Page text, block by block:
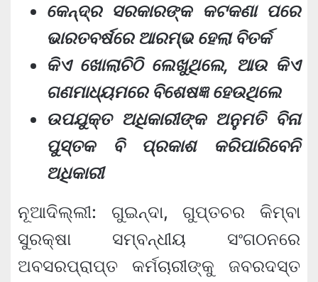
କେନ୍ଦ୍ର ସରକାରଙ୍କ କଟକଣା ପରେ
ଭାରତବର୍ଷରେ ଆରମ୍ଭ ହେଲା ବିତର୍କ
କିଏ ଖୋଲାଚିଠି ଲେଖୁଥିଲେ, ଆଉ କିଏ
ଗଣମାଧ୍ୟମରେ ବିଶେଷଜ୍ଞ ହେଉଥିଲେ
ଉପଯୁକ୍ତ ଅଧିକାରୀଙ୍କ ଅନୁମତି ବିନା
ପୁସ୍ତକ ବି ପ୍ରକାଶ କରିପାରିବେନି
ଅଧିକାରୀ
ନୂଆଦିଲ୍ଲୀ: ଗୁଇନ୍ଦା, ଗୁପ୍ତଚର କିମ୍ବା
ସୁରକ୍ଷା ସମ୍ବନ୍ଧୀୟ ସଂଗଠନରେ
ଅବସରପ୍ରାପ୍ତ କର୍ମଚାରୀଙ୍କୁ ଜବରଦସ୍ତ